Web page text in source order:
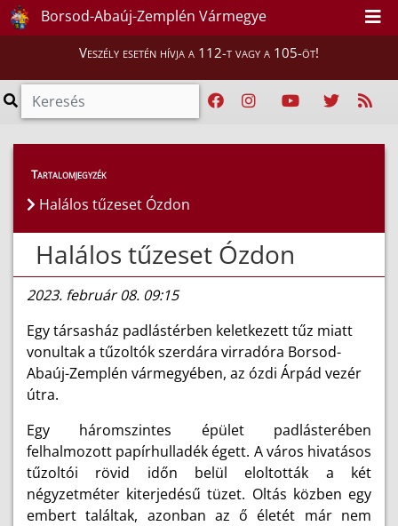
Borsod-Abaúj-Zemplén Vármegye
Veszély esetén hívja a 112-t vagy a 105-öt!
Híreink > Hírek
Tartalomjegyzék
Halálos tűzeset Ózdon
Halálos tűzeset Ózdon
2023. február 08. 09:15
Egy társasház padlástérben keletkezett tűz miatt
vonultak a tűzoltók szerdára virradóra Borsod-
Abaúj-Zemplén vármegyében, az ózdi Árpád vezér
útra.
Egy háromszintes épület padlásterében
felhalmozott papírhulladék égett. A város hivatásos
tűzoltói rövid időn belül eloltották a két
négyzetméter kiterjedésű tüzet. Oltás közben egy
embert találtak, azonban az ő életét már nem